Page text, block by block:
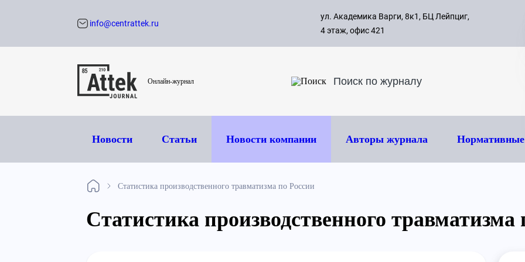
с 09:00
8 495
info@centrattek.ru
ул. Академика Варги, 8к1, БЦ Лейпциг,
4 этаж, офис 421
Онлайн-журнал
Новости Статьи Новости компании Авторы журнала
Статистика производственного травматизма по России
Статистика производственного травматизма